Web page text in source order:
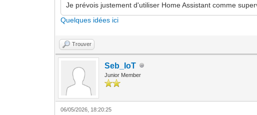
Je prévois justement d'utiliser Home Assistant comme
Quelques idées ici
Trouver
Seb_IoT
Junior Member
06/05/2026, 18:20:25